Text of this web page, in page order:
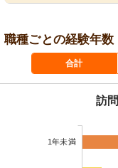
職種ごとの経験年数
合計
訪
1年未満